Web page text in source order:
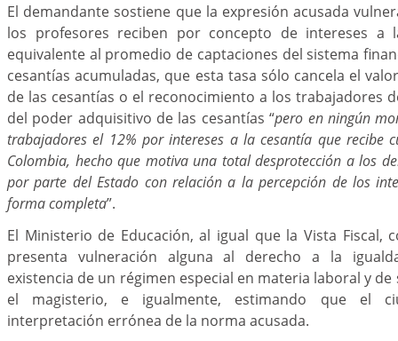
El demandante sostiene que la expresión acusada
los profesores reciben por concepto de intereses a
equivalente al promedio de captaciones del sistema
cesantías acumuladas, que esta tasa sólo cancela el
de las cesantías o el reconocimiento a los trabajadores
del poder adquisitivo de las cesantías “pero en ningún
trabajadores el 12% por intereses a la cesantía que recibe
Colombia, hecho que motiva una total desprotección a los
por parte del Estado con relación a la percepción de los
forma completa”.
El Ministerio de Educación, al igual que la Vista Fiscal,
presenta vulneración alguna al derecho a la
existencia de un régimen especial en materia laboral y
el magisterio, e igualmente, estimando que el
interpretación errónea de la norma acusada.